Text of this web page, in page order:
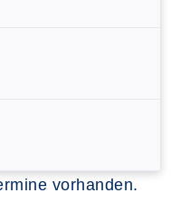
vorhanden.